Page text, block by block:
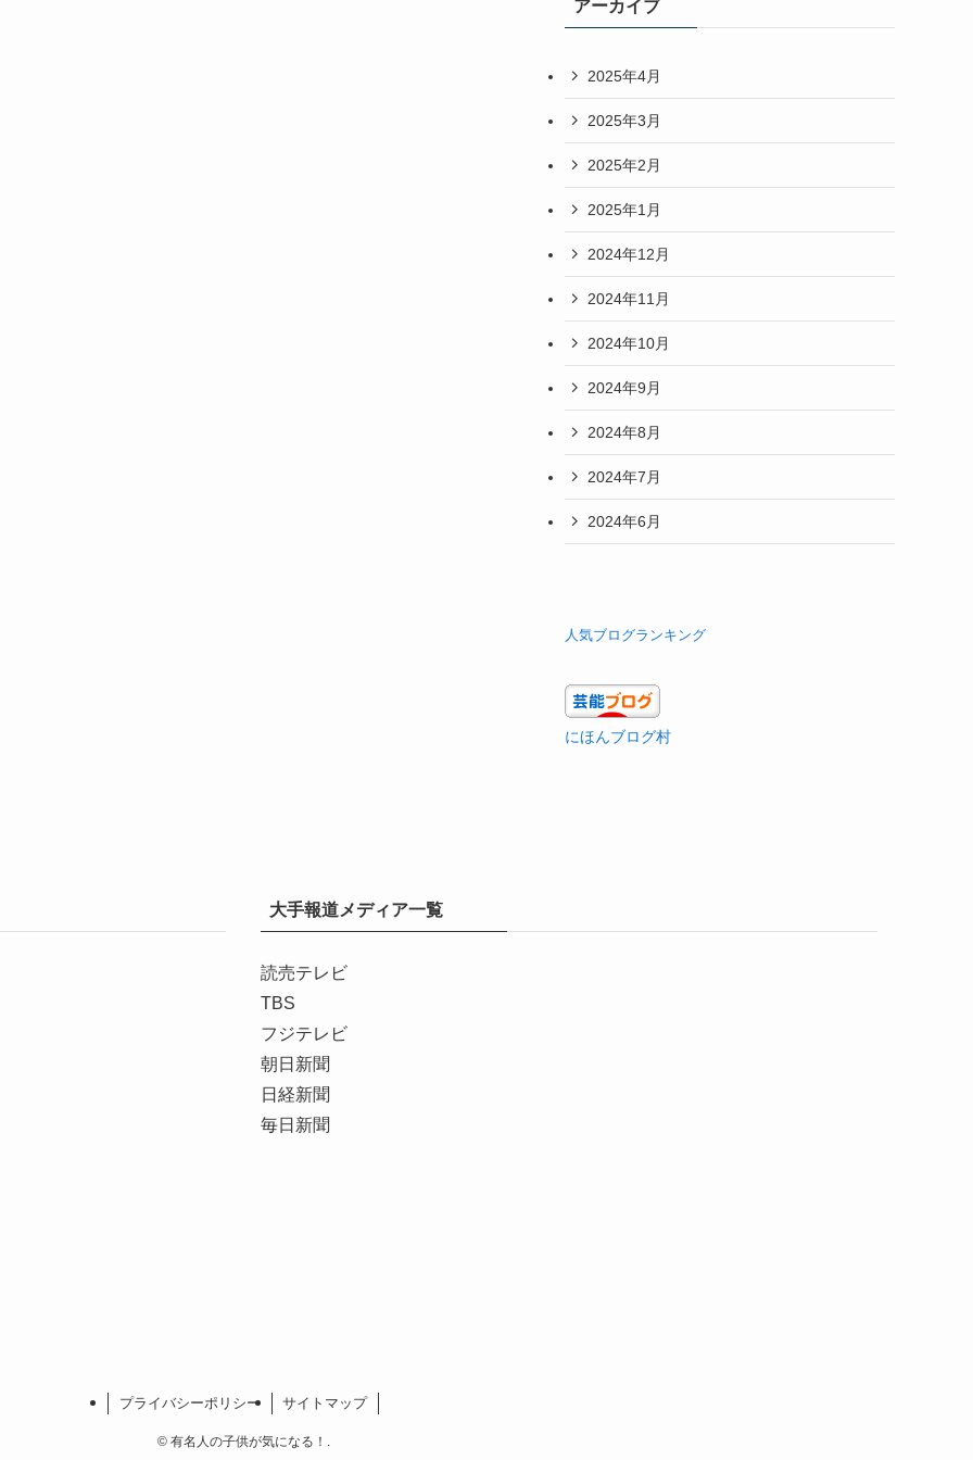
アーカイブ
2025年4月
2025年3月
2025年2月
2025年1月
2024年12月
2024年11月
2024年10月
2024年9月
2024年8月
2024年7月
2024年6月
人気ブログランキング
にほんブログ村
大手報道メディア一覧
読売テレビ
TBS
フジテレビ
朝日新聞
日経新聞
毎日新聞
プライバシーポリシー サイトマップ
©有名人の子供が気になる！.